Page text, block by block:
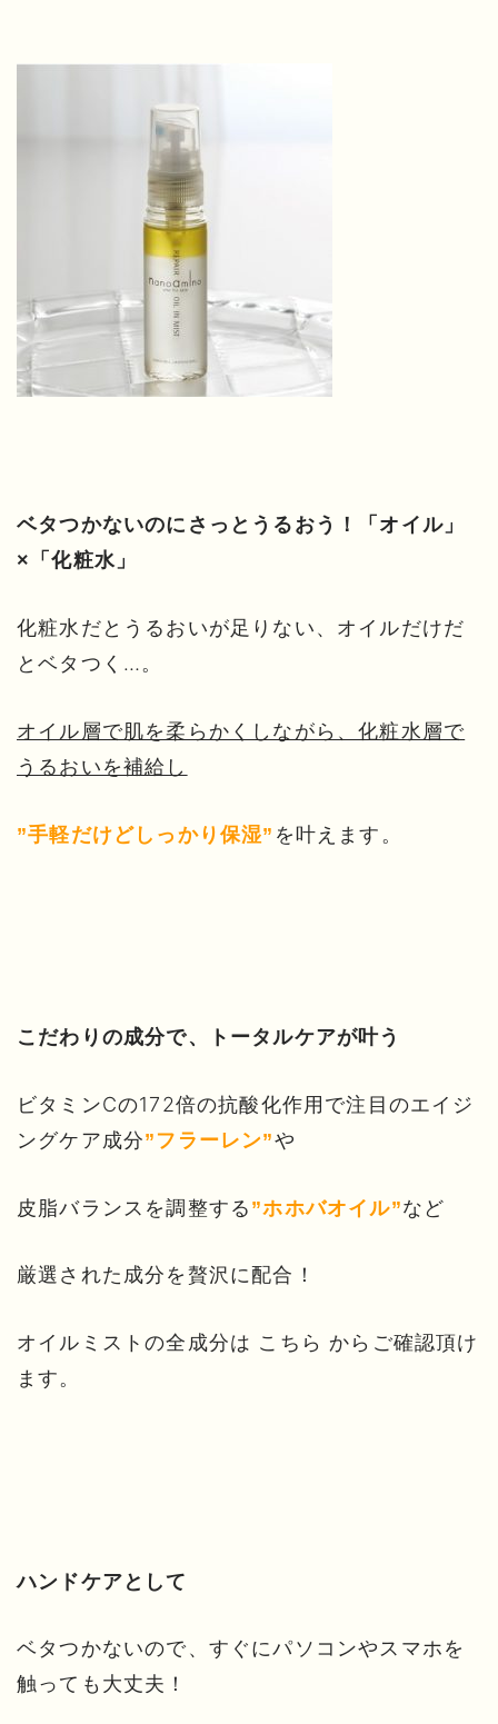
ベタつかないのにさっとうるおう！「オイル」
×「化粧水」
化粧水だとうるおいが足りない、オイルだけだ
とベタつく…。
オイル層で肌を柔らかくしながら、化粧水層で
うるおいを補給し
”手軽だけどしっかり保湿” を叶えます。
こだわりの成分で、トータルケアが叶う
ビタミンCの172倍の抗酸化作用で注目のエイジ
ングケア成分”フラーレン”や
皮脂バランスを調整する ”ホホバオイル”など
厳選された成分を贅沢に配合！
オイルミストの全成分は こちら からご確認頂け
ます。
ハンドケアとして
ベタつかないので、すぐにパソコンやスマホを
触っても大丈夫！